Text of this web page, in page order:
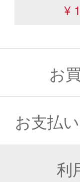
¥
お
お支払
利